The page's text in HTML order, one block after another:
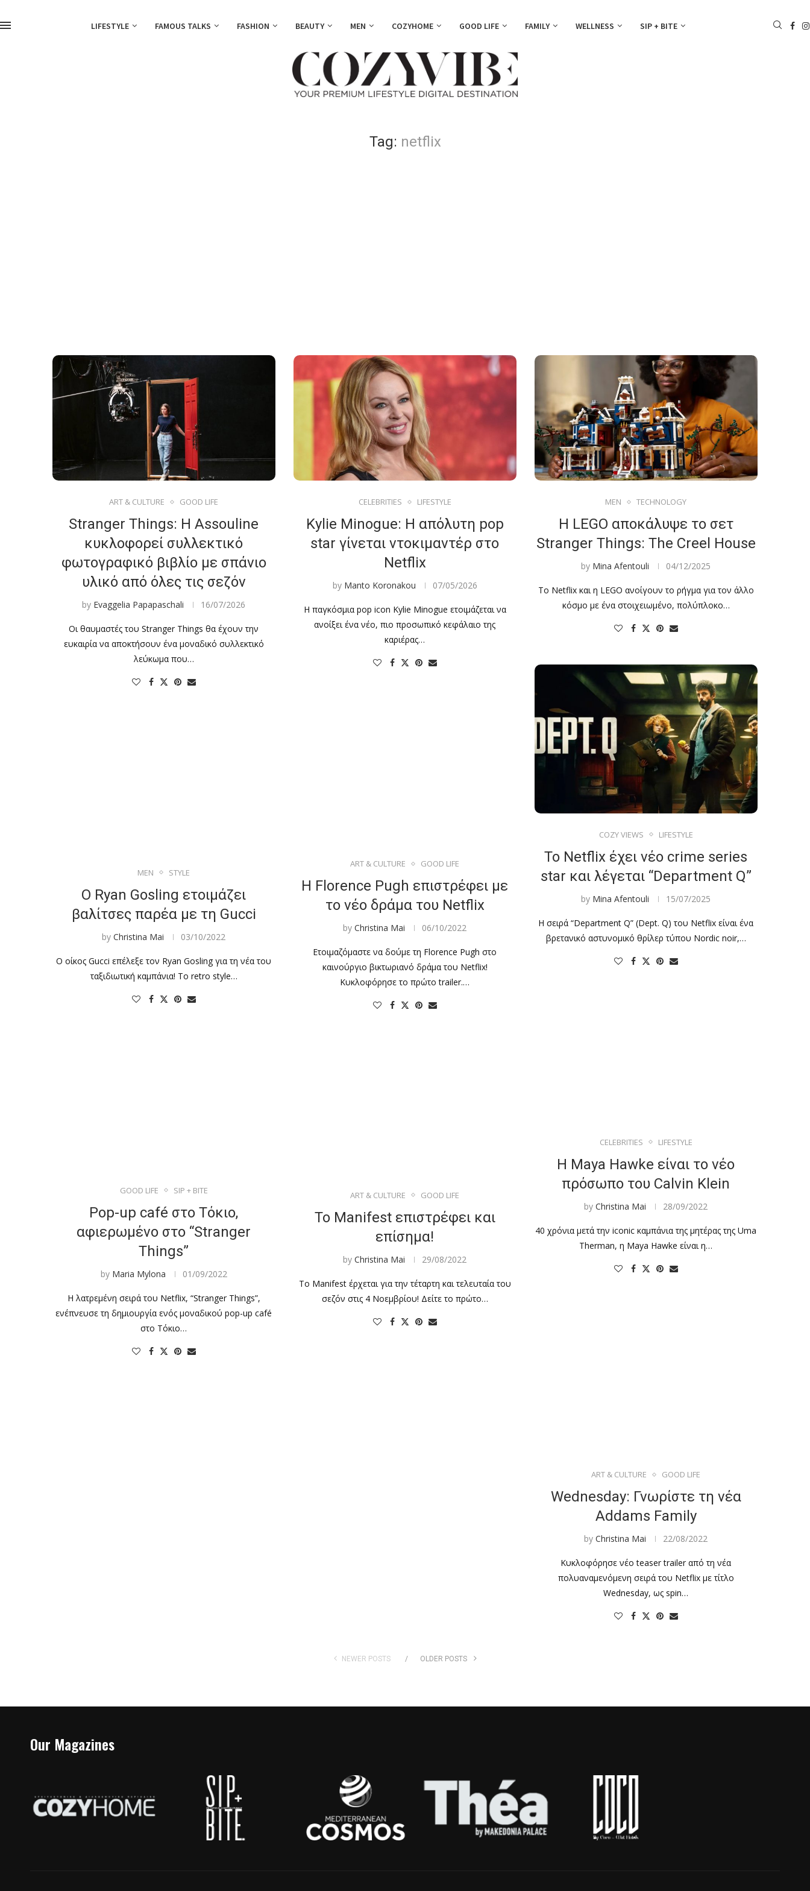
LIFESTYLE FAMOUS TALKS FASHION BEAUTY MEN COZYHOME GOOD LIFE FAMILY WELLNESS SIP + BITE
Tag: netflix
ART & CULTURE GOOD LIFE
Stranger Things: Η Assouline
κυκλοφορεί συλλεκτικό
φωτογραφικό βιβλίο με σπάνιο
υλικό από όλες τις σεζόν
by Evaggelia Papapaschali 16/07/2026
Οι θαυμαστές του Stranger Things θα έχουν την
ευκαιρία να αποκτήσουν ένα μοναδικό συλλεκτικό
λεύκωμα που…
CELEBRITIES LIFESTYLE
Kylie Minogue: Η απόλυτη pop
star γίνεται ντοκιμαντέρ στο
Netflix
by Manto Koronakou 07/05/2026
Η παγκόσμια pop icon Kylie Minogue ετοιμάζεται να
ανοίξει ένα νέο, πιο προσωπικό κεφάλαιο της
καριέρας…
MEN TECHNOLOGY
Η LEGO αποκάλυψε το σετ
Stranger Things: The Creel House
by Mina Afentouli 04/12/2025
Το Netflix και η LEGO ανοίγουν το ρήγμα για τον άλλο
κόσμο με ένα στοιχειωμένο, πολύπλοκο…
COZY VIEWS LIFESTYLE
Το Netflix έχει νέο crime series
star και λέγεται “Department Q”
by Mina Afentouli 15/07/2025
Η σειρά “Department Q” (Dept. Q) του Netflix είναι ένα
βρετανικό αστυνομικό θρίλερ τύπου Nordic noir,…
ART & CULTURE GOOD LIFE
Η Florence Pugh επιστρέφει με
το νέο δράμα του Netflix
byChristina Mai 06/10/2022
Ετοιμαζόμαστε να δούμε τη Florence Pugh στο
καινούργιο βικτωριανό δράμα του Netflix!
Κυκλοφόρησε το πρώτο trailer.…
MEN STYLE
Ο Ryan Gosling ετοιμάζει
βαλίτσες παρέα με τη Gucci
byChristina Mai 03/10/2022
Ο οίκος Gucci επέλεξε τον Ryan Gosling για τη νέα του
ταξιδιωτική καμπάνια! Το retro style…
CELEBRITIES LIFESTYLE
Η Maya Hawke είναι το νέο
πρόσωπο του Calvin Klein
byChristina Mai 28/09/2022
40 χρόνια μετά την iconic καμπάνια της μητέρας της Uma
Therman, η Maya Hawke είναι η…
GOOD LIFE SIP + BITE
Pop-up café στο Τόκιο,
αφιερωμένο στο “Stranger
Things”
by Maria Mylona 01/09/2022
H λατρεμένη σειρά του Netflix, “Stranger Things”,
ενέπνευσε τη δημιουργία ενός μοναδικού pop-up café
στο Τόκιο…
ART & CULTURE GOOD LIFE
Το Manifest επιστρέφει και
επίσημα!
byChristina Mai 29/08/2022
Το Manifest έρχεται για την τέταρτη και τελευταία του
σεζόν στις 4 Νοεμβρίου! Δείτε το πρώτο…
ART & CULTURE GOOD LIFE
Wednesday: Γνωρίστε τη νέα
Addams Family
byChristina Mai 22/08/2022
Κυκλοφόρησε νέο teaser trailer από τη νέα
πολυαναμενόμενη σειρά του Netflix με τίτλο
Wednesday, ως spin…
NEWER POSTS OLDER POSTS
Our Magazines